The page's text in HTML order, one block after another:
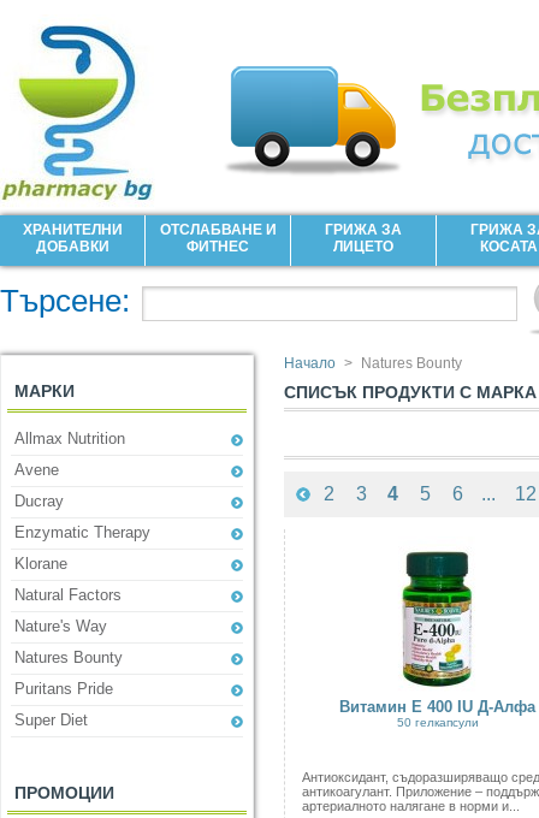
ХРАНИТЕЛНИ
ДОБАВКИ
ОТСЛАБВАНЕ И
ФИТНЕС
ГРИЖА ЗА
ЛИЦЕТО
ГРИЖА
КОСАТА
Търсене:
МАРКИ
Allmax Nutrition
Avene
Ducray
Enzymatic Therapy
Klorane
Natural Factors
Nature's Way
Natures Bounty
Puritans Pride
Super Diet
ПРОМОЦИИ
Начало > Natures Bounty
СПИСЪК ПРОДУКТИ С МАРКА
2 3 4 5 6 ... 12
Витамин Е 400 IU Д-Алфа
50 гелкапсули
Aнтиоксидант, съдоразширяващо
антикоагулант. Приложение –
артериалното налягане в норми и...